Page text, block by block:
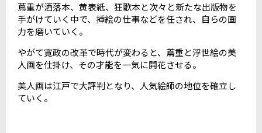
蔦重が洒落本、黄表紙、狂歌本と次々と新たな出版物を
手がけていく中で、挿絵の仕事などを任され、自らの画
力を磨いていく。
やがて寛政の改革で時代が変わると、蔦重と浮世絵の美
人画を仕掛け、その才能を一気に開花させる。
美人画は江戸で大評判となり、人気絵師の地位を確立し
ていく。